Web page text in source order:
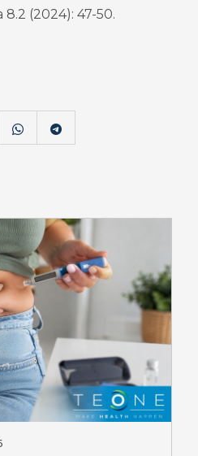
(2024): 47-50.